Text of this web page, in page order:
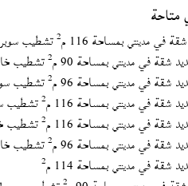
شقة في مدينتي بمساحة 116 م 2تشطيب
شقة في مدينتي بمساحة 90 م 2تشطيب
شقة في مدينتي بمساحة 96 م 2تشطيب
شقة في مدينتي بمساحة 116 م 2تشطيب
شقة في مدينتي بمساحة 116 م 2تشطيب
شقة في مدينتي بمساحة 96 م 2تشطيب
شقة في مدينتي بمساحة 114 م 2
2